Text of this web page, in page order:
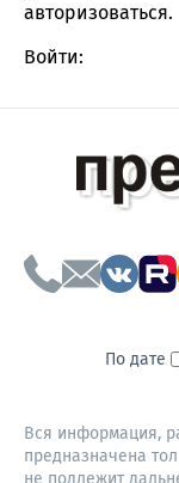
авторизоваться.
Войти:
По дате
Вся информация,
предназначена
не подлежит